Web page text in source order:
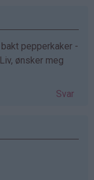
pepperkaker -
ønsker meg
Svar